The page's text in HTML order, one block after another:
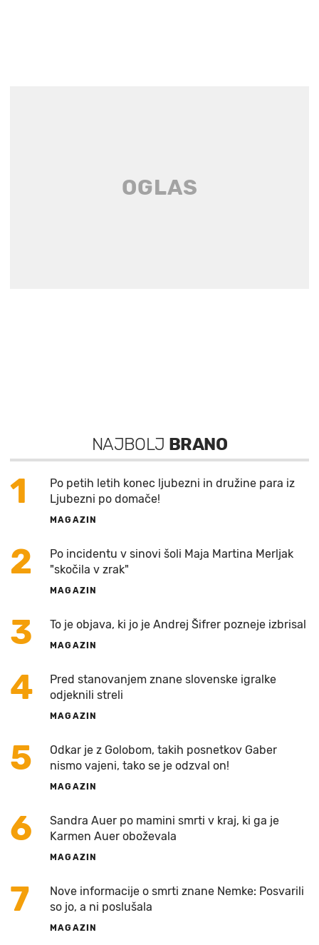
NAJBOLJ BRANO
1
Po petih letih konec ljubezni in družine para iz
Ljubezni po domače!
MAGAZIN
2
Po incidentu v sinovi šoli Maja Martina Merljak
"skočila v zrak"
MAGAZIN
3 To je objava, ki jo je Andrej Šifrer pozneje izbrisal
MAGAZIN
4
Pred stanovanjem znane slovenske igralke
odjeknili streli
MAGAZIN
5
Odkar je z Golobom, takih posnetkov Gaber
nismo vajeni, tako se je odzval on!
MAGAZIN
6
Sandra Auer po mamini smrti v kraj, ki ga je
Karmen Auer oboževala
MAGAZIN
7
Nove informacije o smrti znane Nemke: Posvarili
so jo, a ni poslušala
MAGAZIN